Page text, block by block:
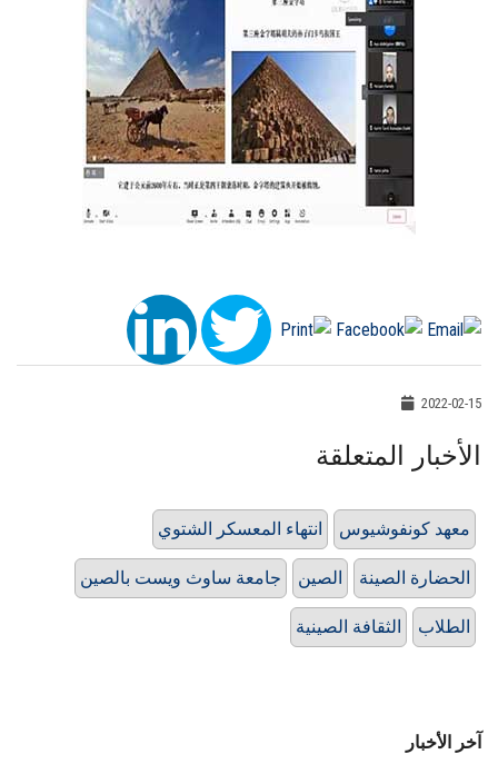
2022-02-15
الأخبار المتعلقة
انتهاء المعسكر الشتوي معهد كونفوشيوس
جامعة ساوث ويست بالصين الصين الحضارة الصينة
الثقافة الصينية الطلاب
آخر الأخبار